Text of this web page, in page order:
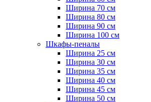
Ширина 70 см
Ширина 80 см
Ширина 90 см
Ширина 100 см
Шкафы-пеналы
Ширина 25 см
Ширина 30 см
Ширина 35 см
Ширина 40 см
Ширина 45 см
Ширина 50 см